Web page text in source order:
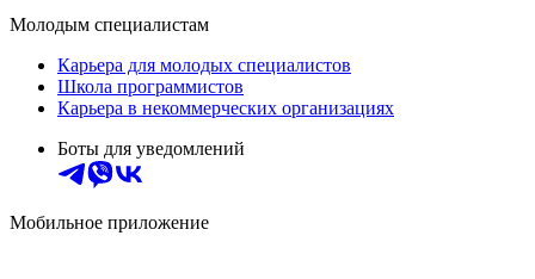
Молодым специалистам
Карьера для молодых специалистов
Школа программистов
Карьера в некоммерческих организациях
Боты для уведомлений
Мобильное приложение